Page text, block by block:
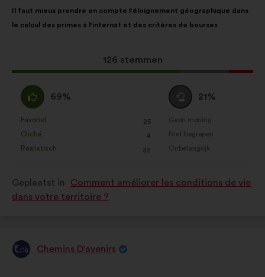
van
het
Il faut mieux prendre en compte l'éloignement géographique dans
le calcul des primes à l'internat et des critères de bourses
Dit
voorstel
126 stemmen
de
volgende
Mee
eens
:
69%
als:
Favoriet
: 25
keer
Cliché
: 4
keer
Realistisch
: 32
keer
Neutraal
:
21%
als:
Geen mening
:keer
Niet begrepen
:keer
Onbelangrijk
:keer
Geplaatst in
Comment améliorer les conditions de vie
dans votre territoire ?
VoorstelChemins D'avenirs